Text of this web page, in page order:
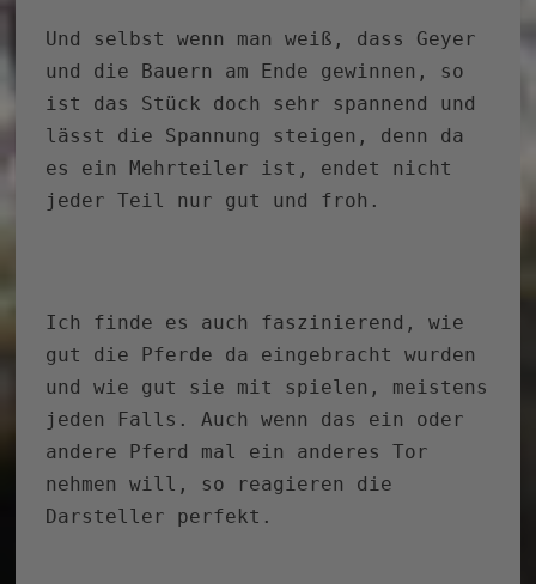
Und selbst wenn man weiß, dass Geyer
und die Bauern am Ende gewinnen, so
ist das Stück doch sehr spannend und
lässt die Spannung steigen, denn da
es ein Mehrteiler ist, endet nicht
jeder Teil nur gut und froh.
Ich finde es auch faszinierend, wie
gut die Pferde da eingebracht wurden
und wie gut sie mit spielen, meistens
jeden Falls. Auch wenn das ein oder
andere Pferd mal ein anderes Tor
nehmen will, so reagieren die
Darsteller perfekt.